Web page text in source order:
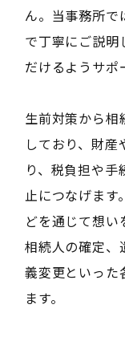
ん。当事務所で
で丁寧にご説明
だけるようサポ
生前対策から相
しており、財
り、税負担や
止につなげます
どを通じて想い
相続人の確定、
義変更といった
ます。